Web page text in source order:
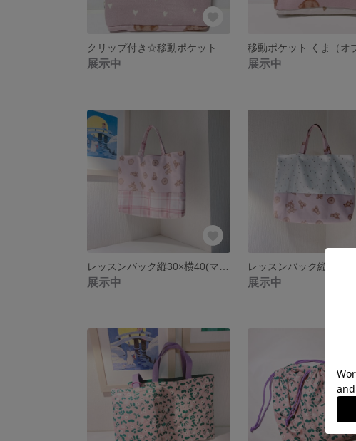
展示中 展示中
展示中 展示中